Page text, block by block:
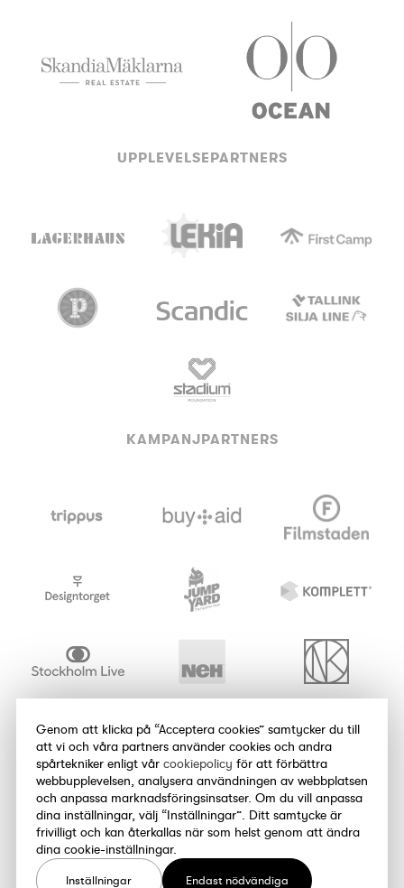
UPPLEVELSEPARTNERS
KAMPANJPARTNERS
Genom att klicka på “Acceptera cookies” samtycker du till
att vi och våra partners använder cookies och andra
spårtekniker enligt vår cookiepolicy för att förbättra
webbupplevelsen, analysera användningen av webbplatsen
och anpassa marknadsföringsinsatser. Om du vill anpassa
dina inställningar, välj “Inställningar”. Ditt samtycke är
frivilligt och kan återkallas när som helst genom att ändra
dina cookie-inställningar.
Inställningar Endast nödvändiga